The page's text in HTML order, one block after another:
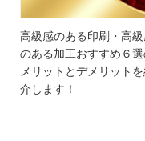
高級感のある印刷・高
のある加工おすすめ６
メリットとデメリットを
介します！